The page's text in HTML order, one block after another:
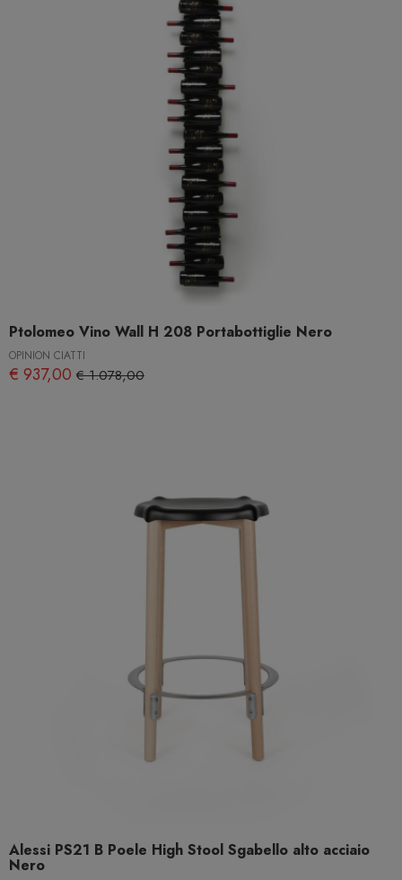
Ptolomeo Vino Wall H 208 Portabottiglie Nero
OPINION CIATTI
€ 937,00 € 1.078,00
Alessi PS21 B Poele High Stool Sgabello alto acciaio
Nero